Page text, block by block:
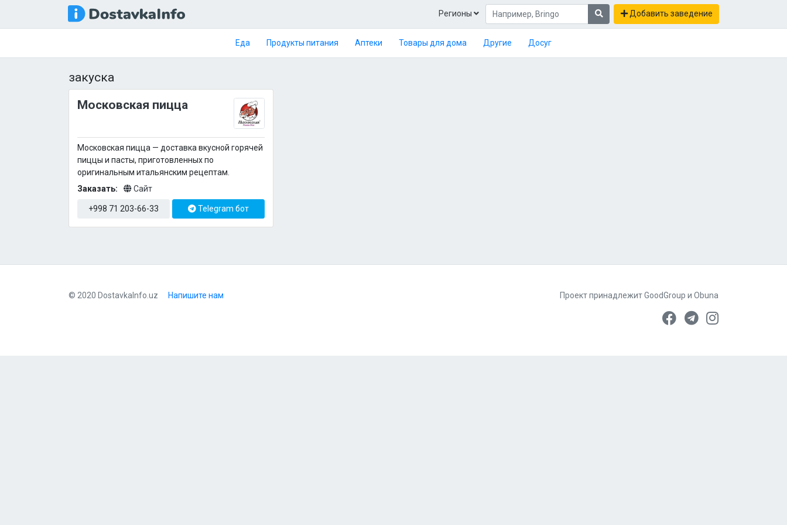
Регионы Добавить заведение
Еда Продукты питания Аптеки Товары для дома Другие Досуг
закуска
Московская пицца
Московская пицца — доставка вкусной горячей
пиццы и пасты, приготовленных по
оригинальным итальянским рецептам.
Заказать:
Сайт
+998 71 203-66-33 Telegram бот
© 2020 DostavkaInfo.uz Напишите нам Проект принадлежитGoodGroup и Obuna